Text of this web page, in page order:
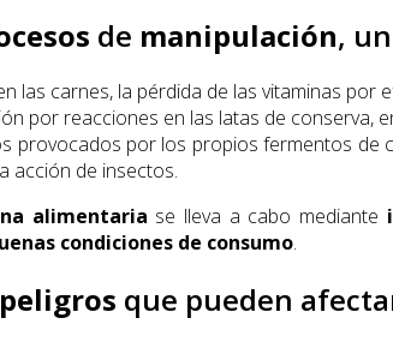
de manipulación, un
las carnes, la pérdida de las vitaminas por
por reacciones en las latas de conserva,
provocados por los propios fermentos de
acción de insectos.
alimentaria se lleva a cabo mediante
condiciones de consumo.
peligros que pueden